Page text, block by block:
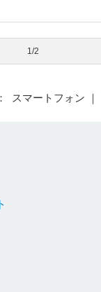
1/2
スマートフォン ｜